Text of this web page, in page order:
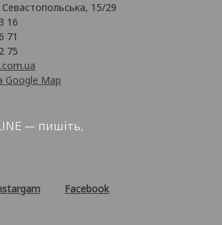
15/29
16
71
75
Google Map
— пишіть,
Facebook